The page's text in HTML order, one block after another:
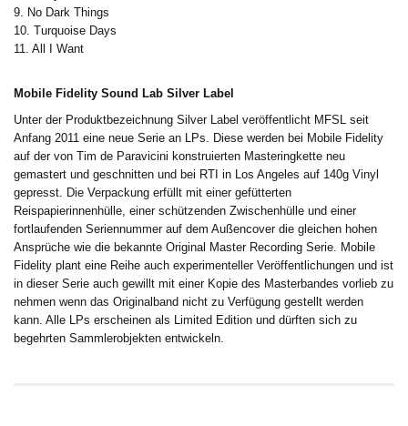
9. No Dark Things
10. Turquoise Days
11. All I Want
Mobile Fidelity Sound Lab Silver Label
Unter der Produktbezeichnung Silver Label veröffentlicht MFSL seit
Anfang 2011 eine neue Serie an LPs. Diese werden bei Mobile Fidelity
auf der von Tim de Paravicini konstruierten Masteringkette neu
gemastert und geschnitten und bei RTI in Los Angeles auf 140g Vinyl
gepresst. Die Verpackung erfüllt mit einer gefütterten
Reispapierinnenhülle, einer schützenden Zwischenhülle und einer
fortlaufenden Seriennummer auf dem Außencover die gleichen hohen
Ansprüche wie die bekannte Original Master Recording Serie. Mobile
Fidelity plant eine Reihe auch experimenteller Veröffentlichungen und ist
in dieser Serie auch gewillt mit einer Kopie des Masterbandes vorlieb zu
nehmen wenn das Originalband nicht zu Verfügung gestellt werden
kann. Alle LPs erscheinen als Limited Edition und dürften sich zu
begehrten Sammlerobjekten entwickeln.